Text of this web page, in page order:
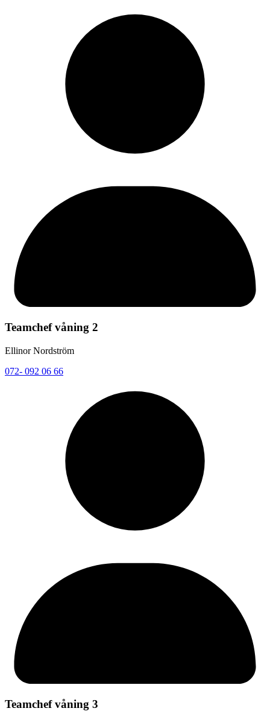
Teamchef våning 2
Ellinor Nordström
072- 092 06 66
Teamchef våning 3